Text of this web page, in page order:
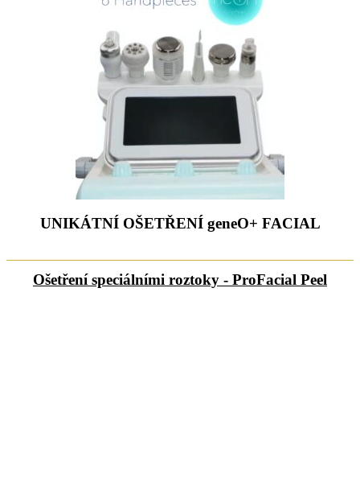
UNIKÁTNÍ OŠETŘENÍ geneO+ FACIAL
Ošetření speciálními roztoky - ProFacial Peel